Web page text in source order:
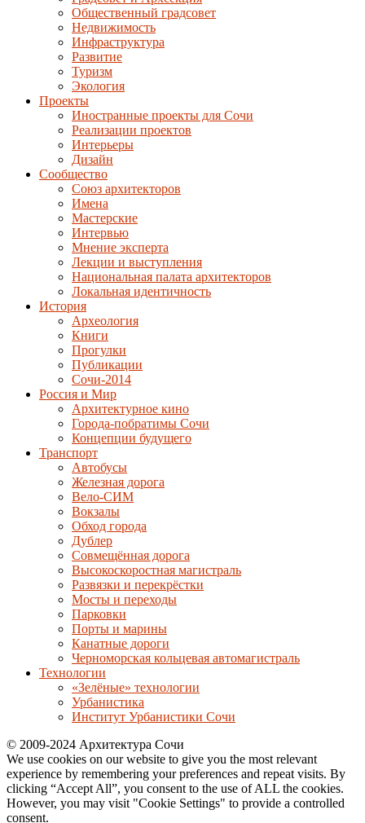
Общественный градсовет
Недвижимость
Инфраструктура
Развитие
Туризм
Экология
Проекты
Иностранные проекты для Сочи
Реализации проектов
Интерьеры
Дизайн
Сообщество
Союз архитекторов
Имена
Мастерские
Интервью
Мнение эксперта
Лекции и выступления
Национальная палата архитекторов
Локальная идентичность
История
Археология
Книги
Прогулки
Публикации
Сочи-2014
Россия и Мир
Архитектурное кино
Города-побратимы Сочи
Концепции будущего
Транспорт
Автобусы
Железная дорога
Вело-СИМ
Вокзалы
Обход города
Дублер
Совмещённая дорога
Высокоскоростная магистраль
Развязки и перекрёстки
Мосты и переходы
Парковки
Порты и марины
Канатные дороги
Черноморская кольцевая автомагистраль
Технологии
«Зелёные» технологии
Урбанистика
Институт Урбанистики Сочи
© 2009-2024 Архитектура Сочи
We use cookies on our website to give you the most relevant
experience by remembering your preferences and repeat visits. By
clicking “Accept All”, you consent to the use of ALL the cookies.
However, you may visit "Cookie Settings" to provide a controlled
consent.